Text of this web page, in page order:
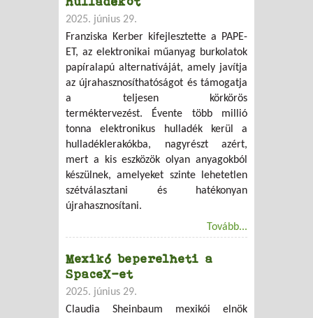
2025. június 29.
Franziska Kerber kifejlesztette a PAPE-
ET, az elektronikai műanyag burkolatok
papíralapú alternatíváját, amely javítja
az újrahasznosíthatóságot és támogatja
a teljesen körkörös
terméktervezést.
Évente több millió
tonna elektronikus hulladék kerül a
hulladéklerakókba, nagyrészt azért,
mert a kis eszközök olyan anyagokból
készülnek, amelyeket szinte lehetetlen
szétválasztani és hatékonyan
újrahasznosítani.
Tovább...
Mexikó beperelheti a
SpaceX-et
2025. június 29.
Claudia Sheinbaum mexikói elnök